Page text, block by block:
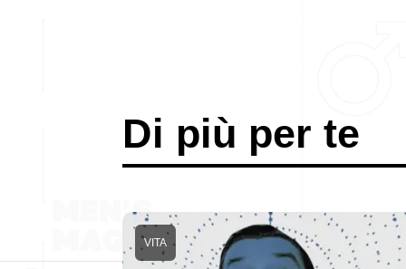
Di più per te
VITA